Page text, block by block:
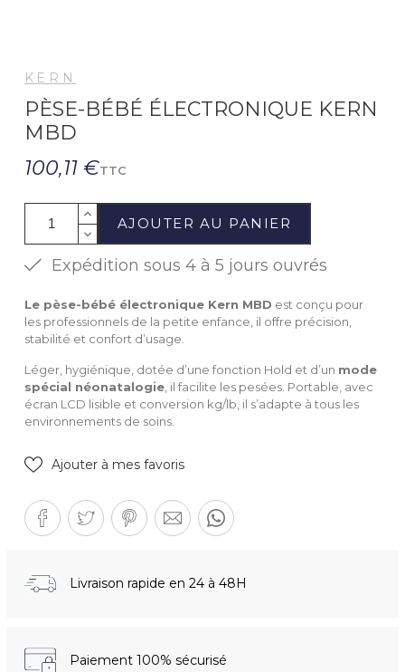
KERN
PÈSE-BÉBÉ ÉLECTRONIQUE KERN
MBD
100,11 €TTC
AJOUTER AU PANIER
Expédition sous 4 à 5 jours ouvrés
Le pèse-bébé électronique Kern MBD est conçu pour
les professionnels de la petite enfance, il offre précision,
stabilité et confort d’usage.
Léger, hygiénique, dotée d’une fonction Hold et d’un mode
spécial néonatalogie, il facilite les pesées. Portable, avec
écran LCD lisible et conversion kg/lb, il s’adapte à tous les
environnements de soins.
Ajouter à mes favoris
Livraison rapide en 24 à 48H
Paiement 100% sécurisé